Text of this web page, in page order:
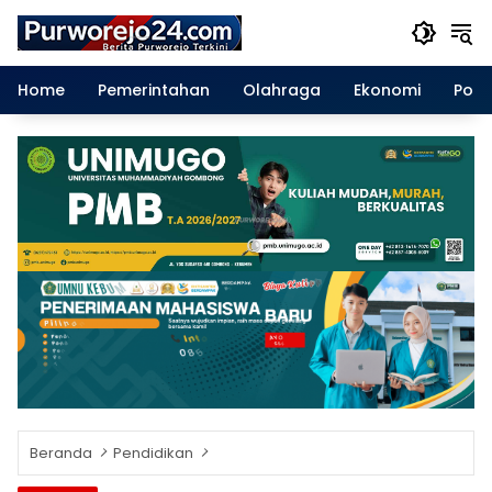
Langsung
konten
Home
Pemerintahan Olahraga Ekonomi
Beranda Pendidikan